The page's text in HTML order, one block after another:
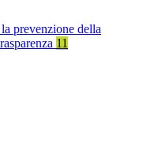
prevenzione della
11